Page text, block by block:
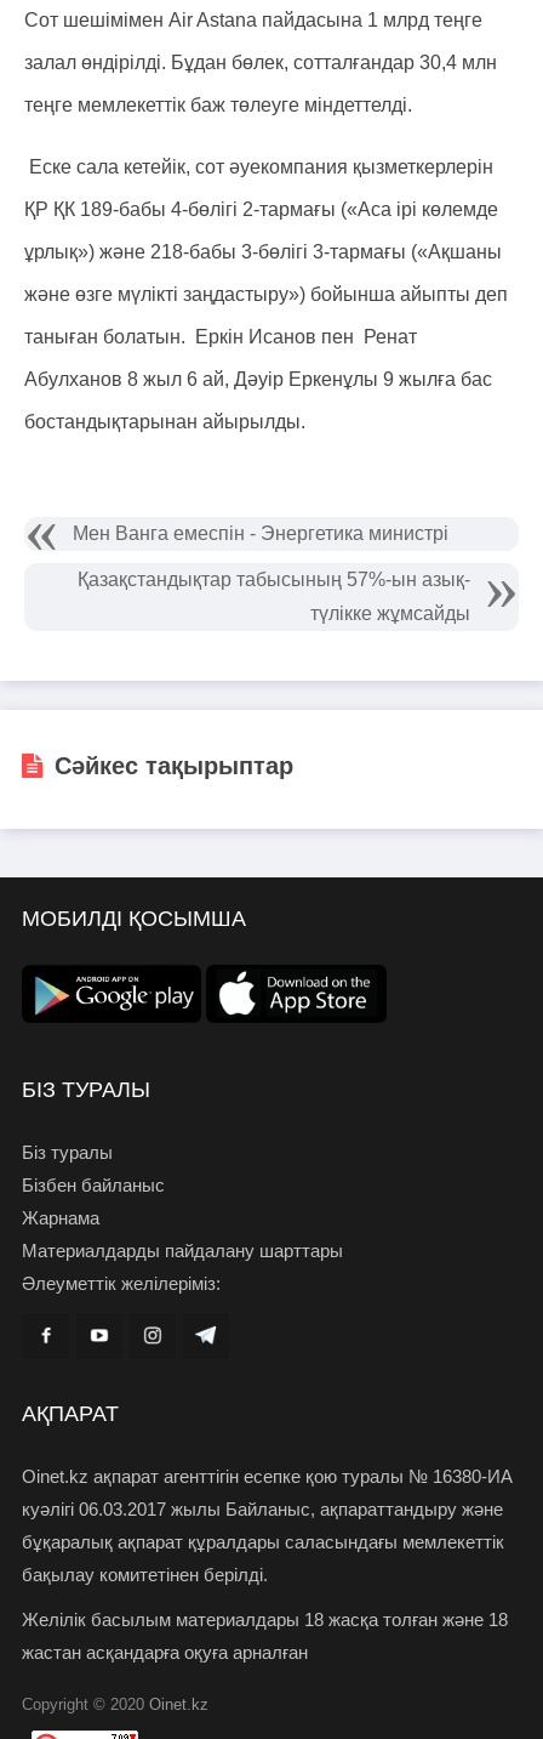
Сот шешімімен Air Astana пайдасына 1 млрд теңге
залал өндірілді. Бұдан бөлек, сотталғандар 30,4 млн
теңге мемлекеттік баж төлеуге міндеттелді.
Еске сала кетейік, сот әуекомпания қызметкерлерін
ҚР ҚК 189-бабы 4-бөлігі 2-тармағы («Аса ірі көлемде
ұрлық») және 218-бабы 3-бөлігі 3-тармағы («Ақшаны
және өзге мүлікті заңдастыру») бойынша айыпты деп
таныған болатын. Еркін Исанов пен Ренат
Абулханов 8 жыл 6 ай, Дәуір Еркенұлы 9 жылға бас
бостандықтарынан айырылды.
Мен Ванга емеспін - Энергетика министрі
Қазақстандықтар табысының 57%-ын азық-
түлікке жұмсайды
Сәйкес тақырыптар
МОБИЛДІ ҚОСЫМША
БІЗ ТУРАЛЫ
Біз туралы
Бізбен байланыс
Жарнама
Материалдарды пайдалану шарттары
Әлеуметтік желілеріміз:
АҚПАРАТ
Oinet.kz ақпарат агенттігін есепке қою туралы № 16380-ИА
куәлігі 06.03.2017 жылы Байланыс, ақпараттандыру және
бұқаралық ақпарат құралдары саласындағы мемлекеттік
бақылау комитетінен берілді.
Желілік басылым материалдары 18 жасқа толған және 18
жастан асқандарға оқуға арналған
Copyright © 2020 Oinet.kz